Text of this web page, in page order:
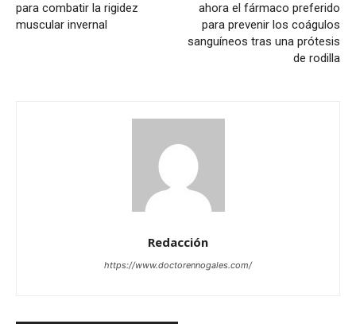
para combatir la rigidez
muscular invernal
ahora el fármaco preferido
para prevenir los coágulos
sanguíneos tras una prótesis
de rodilla
Redacción
https://www.doctorennogales.com/